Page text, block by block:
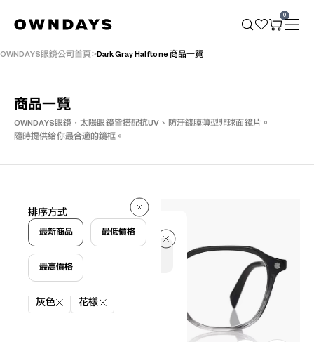
0
OWNDAYS眼鏡公司首頁 Dark Gray Halftone 商品一覽
商品一覽
OWNDAYS眼鏡・太陽眼鏡皆搭配抗UV、防汙鍍膜薄型非球面鏡片。
隨時提供給你最合適的鏡框。
3 件
篩選條件
灰色 花樣
排序方式
最新商品 最低價格
最高價格